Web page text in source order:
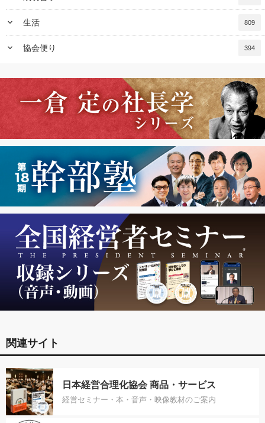
keyboard_arrow_down 生活 809
keyboard_arrow_down 協会便り 394
関連サイト
日本経営合理化協会 商品・サービス
経営セミナー・本・音声・映像教材のご案内